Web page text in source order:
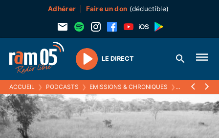
Adhérer Faire un don (déductible)
Play
LE DIRECT
ACCUEIL ❯ PODCASTS ❯ EMISSIONS & CHRONIQUES ❯ ECOUTEZ